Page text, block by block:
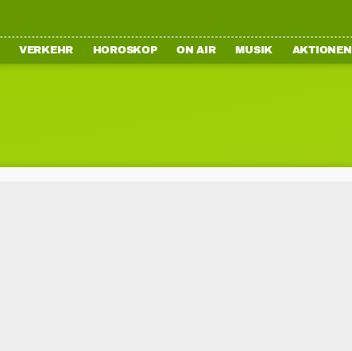
VERKEHR HOROSKOP ON AIR MUSIK AKTIONEN